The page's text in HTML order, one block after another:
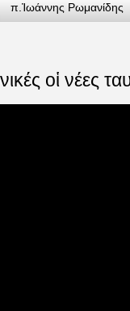
π.Ἰωάννης Ρωμανίδης
οἱ νέες